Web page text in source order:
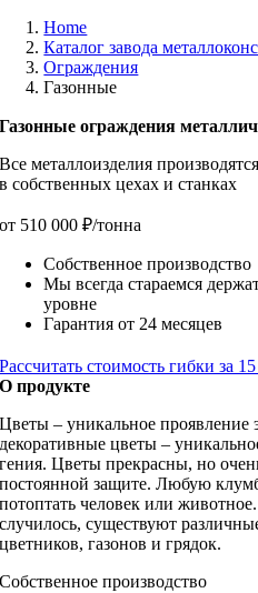
Home
Каталог завода
Ограждения
Газонные
Газонные ограждения
Все металлоизделия
в собственных цехах и станках
от 510 000 ₽/тонна
Собственное производство
Мы всегда стараемся
уровне
Гарантия от 24 месяцев
Рассчитать стоимость гибки за
О продукте
Цветы – уникальное
декоративные цветы –
гения. Цветы прекрасны, но
постоянной защите. Любую
потоптать человек или
случилось, существуют
цветников, газонов и грядок.
Собственное производство